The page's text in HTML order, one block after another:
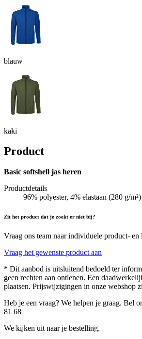
blauw
kaki
Product
Basic softshell jas heren
Productdetails
96% polyester, 4% elastaan (280 g/m²)
Zit het product dat je zoekt er niet bij?
Vraag ons team naar individuele product- en
Vraag het gewenste product aan
* Dit aanbod is uitsluitend bedoeld ter
geen rechten aan ontlenen. Een
plaatsen. Prijswijzigingen in onze webshop
Heb je een vraag? We helpen je graag. Bel
81 68
We kijken uit naar je bestelling.